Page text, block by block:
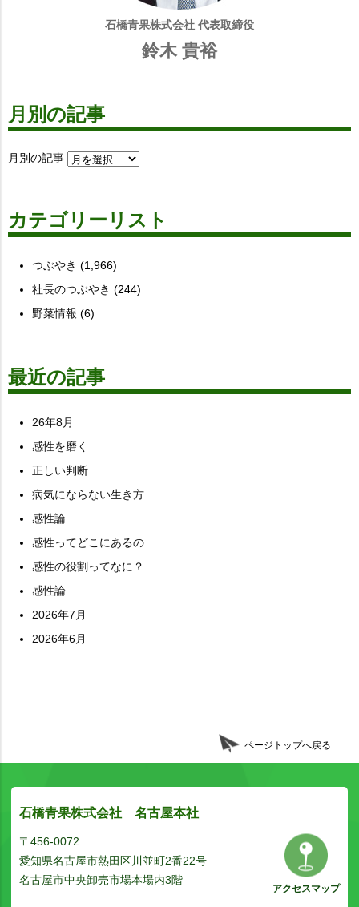
石橋青果株式会社 代表取締役
鈴木 貴裕
月別の記事
月別の記事
カテゴリーリスト
つぶやき (1,966)
社長のつぶやき (244)
野菜情報 (6)
最近の記事
26年8月
感性を磨く
正しい判断
病気にならない生き方
感性論
感性ってどこにあるの
感性の役割ってなに？
感性論
2026年7月
2026年6月
ページトップへ戻る
石橋青果株式会社 名古屋本社
〒456-0072
愛知県名古屋市熱田区川並町2番22号
名古屋市中央卸売市場本場内3階
アクセスマップ